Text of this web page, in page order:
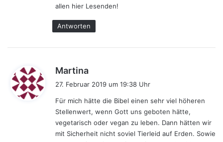
allen hier Lesenden!
Antworten
Martina
t
:
27. Februar 2019 um 19:38 Uhr
Für mich hätte die Bibel einen sehr viel höheren
Stellenwert, wenn Gott uns geboten hätte,
vegetarisch oder vegan zu leben. Dann hätten wir
mit Sicherheit nicht soviel Tierleid auf Erden. Sowie